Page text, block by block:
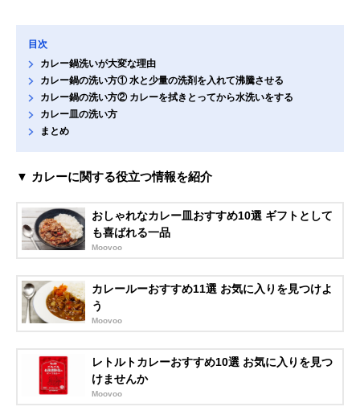
目次
カレー鍋洗いが大変な理由
カレー鍋の洗い方① 水と少量の洗剤を入れて沸騰させる
カレー鍋の洗い方② カレーを拭きとってから水洗いをする
カレー皿の洗い方
まとめ
▼ カレーに関する役立つ情報を紹介
おしゃれなカレー皿おすすめ10選 ギフトとして
も喜ばれる一品
Moovoo
カレールーおすすめ11選 お気に入りを見つけよ
う
Moovoo
レトルトカレーおすすめ10選 お気に入りを見つ
けませんか
Moovoo